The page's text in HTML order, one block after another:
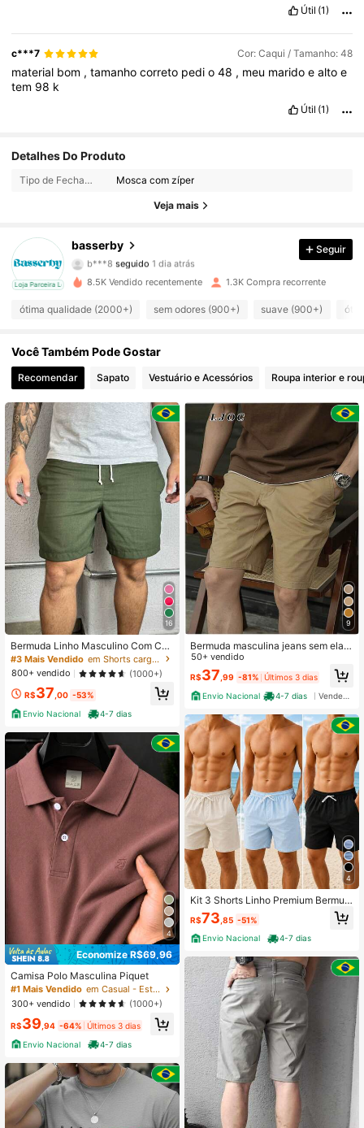
Útil (1)
c***7 Cor: Caqui / Tamanho: 48
material bom ,tamanhocorreto pedio48 , meu maridoealtoe
tem 98 k
Útil (1)
Detalhes Do Produto
Tipo de Fechamento: Mosca com zíper
Veja mais
Loja Parceira Local
basserby
4,82 2.1K Seguidores
seguido
4,82
2.1K Seguidores
4,82 2.1K Seguidores
4,82 2.1K Seguidores
4,82 2.1K Seguidores
4,82 2.1K Seguidores
4,82 2.1K Seguidores
4,82 2.1K Seguidores
Seguir
8.5K Vendido recentemente 1.3K Compra recorrente
ótima qualidade (2000+) sem odores (900+) suave (900+)
Você Também Pode Gostar
Recomendar Sapato Vestuário e Acessórios Roupa interior e
16
Bermuda Linho Masculino Com Cor
dão
#3 Mais Vendido
em Shorts cargo Calças masculinas
800+ vendido
(1000+)
R$37 ,00 -53%
Envio Nacional
4-7 dias
4
Economize R$69,96
Camisa Polo Masculina Piquet
#1 Mais Vendido
em Casual - Estilo Preppy Camisas Polo Masculinas
300+ vendido
(1000+)
R$39 ,94 -64% Últimos 3 dias
Envio Nacional
4-7 dias
9
Bermuda masculina jeans sem elast
icidade com bolsos, corte reto, ideal
para o verão
50+ vendido
R$37 ,99 -81% Últimos 3 dias
Envio Nacional
4-7 dias
4
Kit 3 Shorts Linho Premium Bermud
a Mauricinho Masculino Verão Basi
co Confortavel Estilo Casual
R$73 ,85 -51%
Envio Nacional
4-7 dias